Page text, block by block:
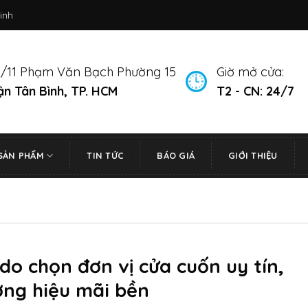
11 Phạm Văn Bạch Phường 15
Tân Bình, TP. HCM
Giờ mở cửa:
T2 - CN: 24/7
PHẨM TIN TỨC BÁO GIÁ GIỚI THIỆU
chọn đơn vị cửa cuốn uy tín,
hiệu mãi bền